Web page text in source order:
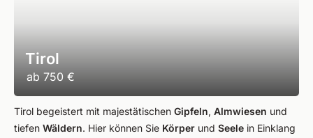
Tirol
ab 750 €
Tirol begeistert mit majestätischen Gipfeln, Almwiesen und
tiefen Wäldern. Hier können Sie Körper und Seele in Einklang